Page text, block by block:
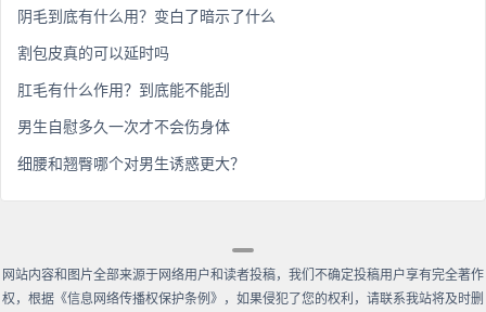
阴毛到底有什么用？变白了暗示了什么
割包皮真的可以延时吗
肛毛有什么作用？到底能不能刮
男生自慰多久一次才不会伤身体
细腰和翘臀哪个对男生诱惑更大？
网站内容和图片全部来源于网络用户和读者投稿，我们不确定投稿用户享有完全著作
权，根据《信息网络传播权保护条例》，如果侵犯了您的权利，请联系我站将及时删